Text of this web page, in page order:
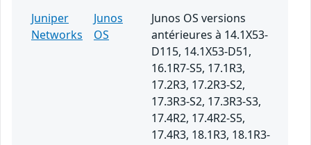
Juniper
Networks
Junos
OS
Junos OS versions
antérieures à 14.1X53-
D115, 14.1X53-D51,
16.1R7-S5, 17.1R3,
17.2R3, 17.2R3-S2,
17.3R3-S2, 17.3R3-S3,
17.4R2, 17.4R2-S5,
17.4R3, 18.1R3, 18.1R3-